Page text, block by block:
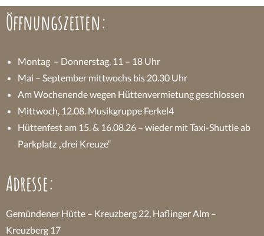
Öffnungszeiten:
Montag – Donnerstag, 11 – 18 Uhr
Mai – September mittwochs bis 20.30 Uhr
Am Wochenende wegen Hüttenvermietung geschlossen
Mittwoch, 12.08. Musikgruppe Ferkel4
Hüttenfest am 15. & 16.08.26 – wieder mit Taxi-Shuttle ab
Parkplatz „drei Kreuze“
Adresse:
Gemündener Hütte – Kreuzberg 22, Haflinger Alm –
Kreuzberg 17